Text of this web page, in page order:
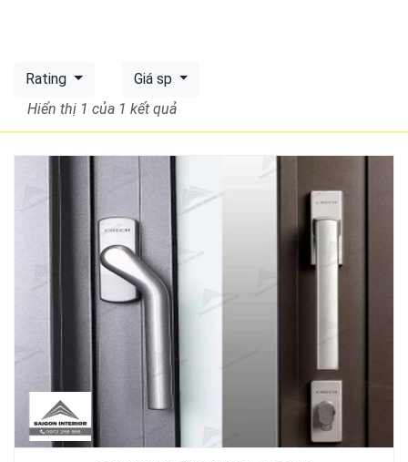
Rating
Giá sp
Hiển thị 1 của 1 kết quả